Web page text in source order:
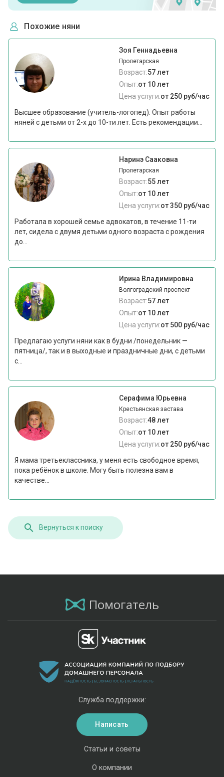
Похожие няни
Зоя Геннадьевна
Пролетарская
Возраст:57 лет
Опыт:от 10 лет
Цена услуги:от 250 руб/час
Высшее образование (учитель-логопед). Опыт работы
няней с детьми от 2-х до 10-ти лет. Есть рекомендации...
Наринэ Сааковна
Пролетарская
Возраст:55 лет
Опыт:от 10 лет
Цена услуги:от 350 руб/час
Работала в хорошей семье адвокатов, в течение 11-ти
лет, сидела с двумя детьми одного возраста с рождения
до...
Ирина Владимировна
Волгоградский проспект
Возраст:57 лет
Опыт:от 10 лет
Цена услуги:от 500 руб/час
Предлагаю услуги няни как в будни /понедельник —
пятница/, так и в выходные и праздничные дни, с детьми
с...
Серафима Юрьевна
Крестьянская застава
Возраст:48 лет
Опыт:от 10 лет
Цена услуги:от 250 руб/час
Я мама третьеклассника, у меня есть свободное время,
пока ребёнок в школе. Могу быть полезна вам в
качестве...
Вернуться к поиску
Помогатель
Статьи и советы
О компании
Служба поддержки:
Написать